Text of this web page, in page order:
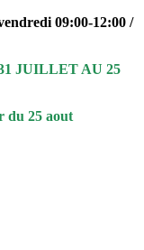
09:00-12:00 /
JUILLET AU 25
du 25 aout